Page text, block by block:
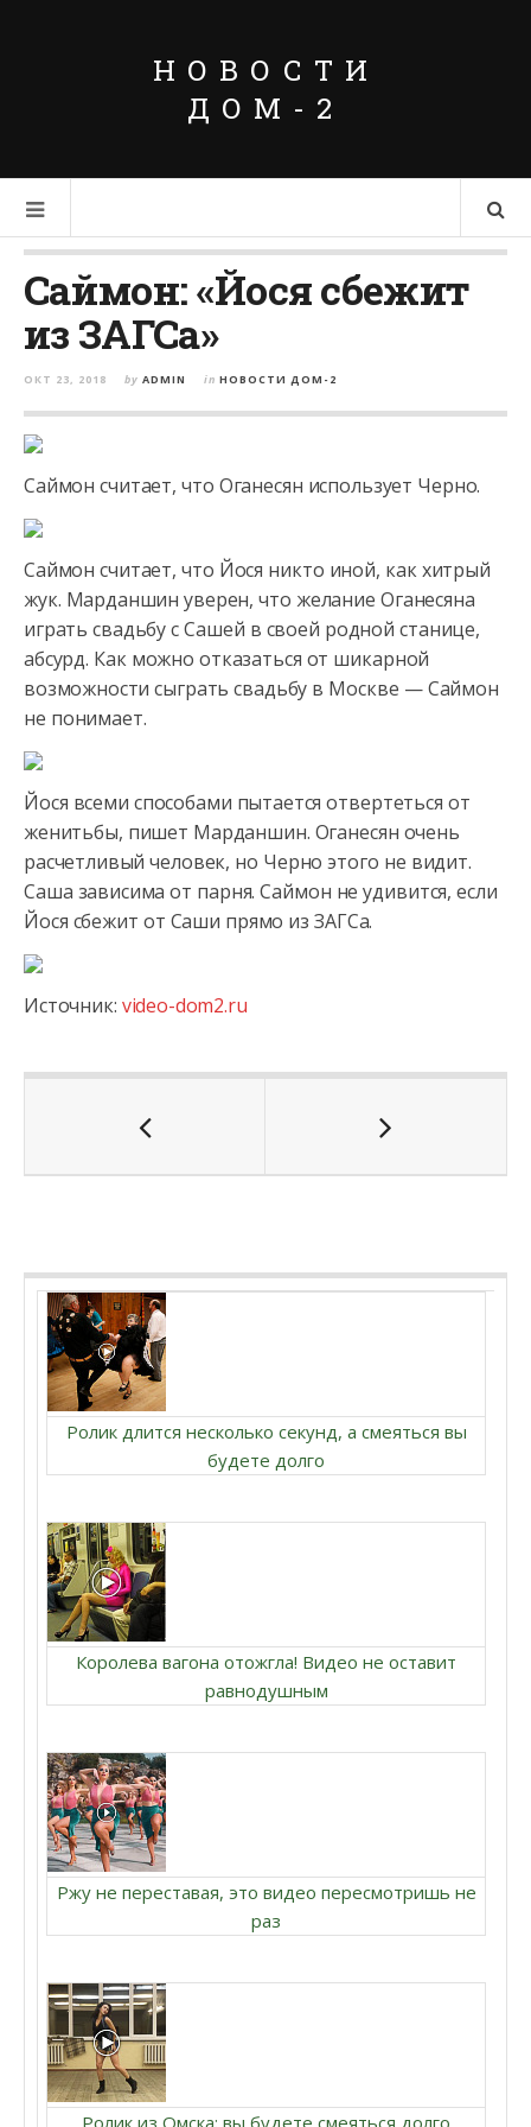
НОВОСТИ
ДОМ-2
Саймон: «Йося сбежит
из ЗАГСа»
ОКТ 23, 2018 by ADMIN in НОВОСТИ ДОМ-2
Саймон считает, что Оганесян использует Черно.
Саймон считает, что Йося никто иной, как хитрый
жук. Марданшин уверен, что желание Оганесяна
играть свадьбу с Сашей в своей родной станице,
абсурд. Как можно отказаться от шикарной
возможности сыграть свадьбу в Москве — Саймон
не понимает.
Йося всеми способами пытается отвертеться от
женитьбы, пишет Марданшин. Оганесян очень
расчетливый человек, но Черно этого не видит.
Саша зависима от парня. Саймон не удивится, если
Йося сбежит от Саши прямо из ЗАГСа.
Источник: video-dom2.ru
Ролик длится несколько секунд, а смеяться вы
будете долго
Королева вагона отожгла! Видео не оставит
равнодушным
Ржу не переставая, это видео пересмотришь не
раз
Ролик из Омска: вы будете смеяться долго